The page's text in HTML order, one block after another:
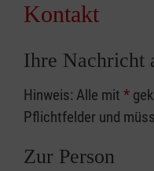
Kontakt
Ihre Nachricht
Hinweis: Alle mit *
Pflichtfelder und
Zur Person